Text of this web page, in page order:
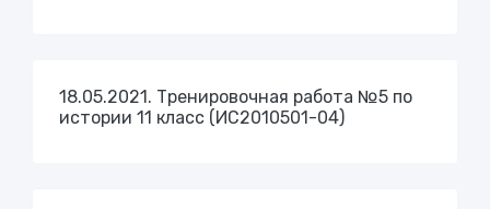
18.05.2021. Тренировочная работа №5 по
истории 11 класс (ИС2010501-04)